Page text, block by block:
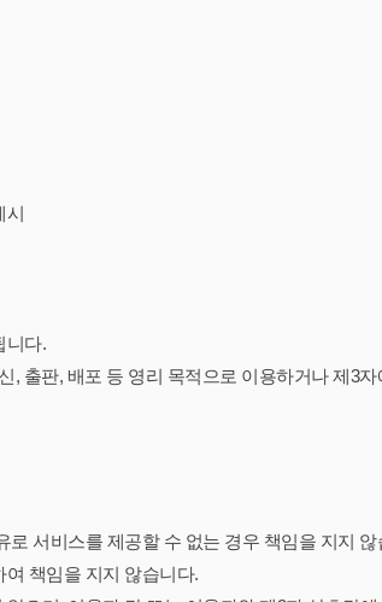
시
니다.
출판, 배포 등 영리 목적으로 이용하거나 제3
서비스를 제공할 수 없는 경우 책임을 지지 않
책임을 지지 않습니다.